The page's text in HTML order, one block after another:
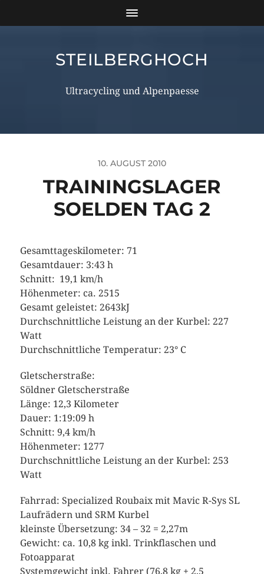
STEILBERGHOCH
Ultracycling und Alpenpaesse
10. AUGUST 2010
TRAININGSLAGER
SOELDEN TAG 2
Gesamttageskilometer: 71
Gesamtdauer: 3:43 h
Schnitt: 19,1 km/h
Höhenmeter: ca. 2515
Gesamt geleistet: 2643kJ
Durchschnittliche Leistung an der Kurbel: 227
Watt
Durchschnittliche Temperatur: 23° C
Gletscherstraße:
Söldner Gletscherstraße
Länge: 12,3 Kilometer
Dauer: 1:19:09 h
Schnitt: 9,4 km/h
Höhenmeter: 1277
Durchschnittliche Leistung an der Kurbel: 253
Watt
Fahrrad: Specialized Roubaix mit Mavic R-Sys SL
Laufrädern und SRM Kurbel
kleinste Übersetzung: 34 – 32 = 2,27m
Gewicht: ca. 10,8 kg inkl. Trinkflaschen und
Fotoapparat
Systemgewicht inkl. Fahrer (76,8 kg + 2,5